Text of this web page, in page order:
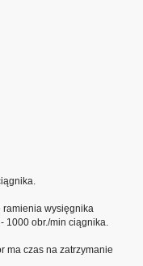
ramienia wysięgnika
1000 obr./min ciągnika.
ma czas na zatrzymanie